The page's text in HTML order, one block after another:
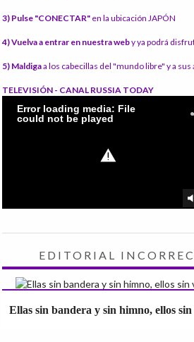
3) Pulse "CONECTAR" en la ubicación JAPÓN
4) Vuelva a entrar en nuestra weby ya podrá
5) Maldigaa los cabecillas del "mundo libre" y a
TELEVISIÓN - CANAL RUSSIA TODAY
EDITORIAL
Ellas sin bandera y sin himno, ellos